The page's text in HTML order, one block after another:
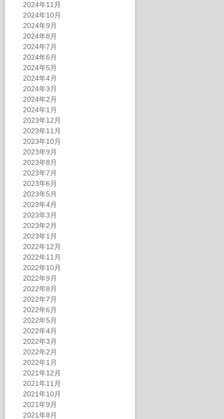
2024年11月
2024年10月
2024年9月
2024年8月
2024年7月
2024年6月
2024年5月
2024年4月
2024年3月
2024年2月
2024年1月
2023年12月
2023年11月
2023年10月
2023年9月
2023年8月
2023年7月
2023年6月
2023年5月
2023年4月
2023年3月
2023年2月
2023年1月
2022年12月
2022年11月
2022年10月
2022年9月
2022年8月
2022年7月
2022年6月
2022年5月
2022年4月
2022年3月
2022年2月
2022年1月
2021年12月
2021年11月
2021年10月
2021年9月
2021年8月